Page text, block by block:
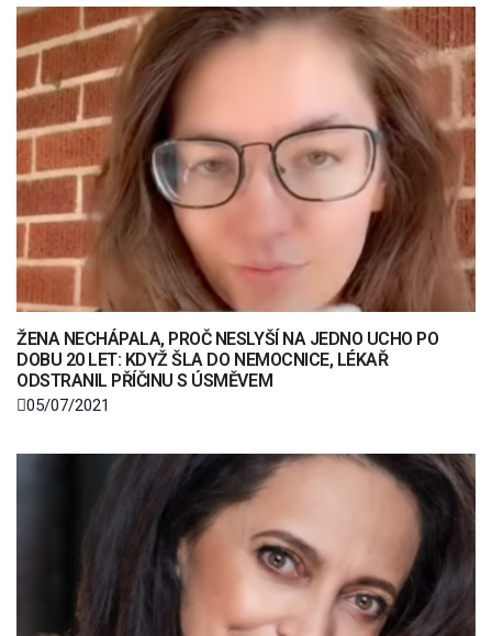
ŽENA NECHÁPALA, PROČ NESLYŠÍ NA JEDNO UCHO PO
DOBU 20 LET: KDYŽ ŠLA DO NEMOCNICE, LÉKAŘ
ODSTRANIL PŘÍČINU S ÚSMĚVEM
05/07/2021